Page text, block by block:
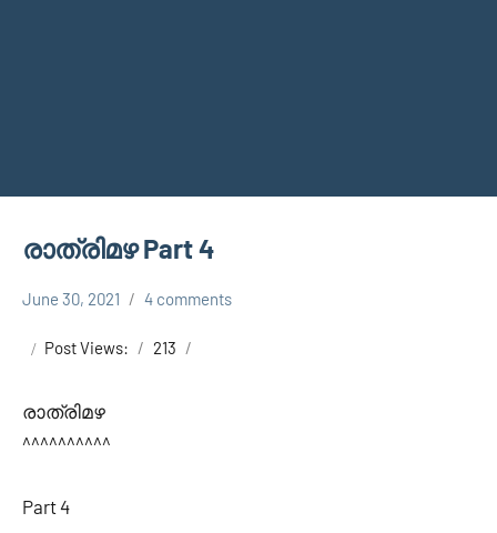
രാത്രിമഴ Part 4
June 30, 2021
Cm
4 comments
Post Views: 213
രാത്രിമഴ
^^^^^^^^^^
Part 4